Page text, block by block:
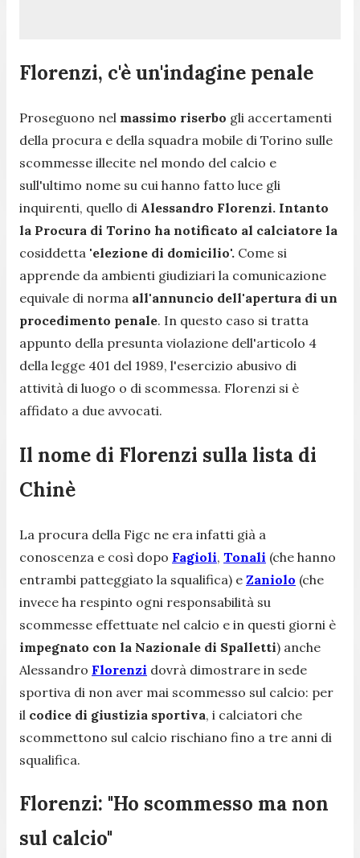
Florenzi, c'è un'indagine penale
Proseguono nel massimo riserbo gli accertamenti
della procura e della squadra mobile di Torino sulle
scommesse illecite nel mondo del calcio e
sull'ultimo nome su cui hanno fatto luce gli
inquirenti, quello di Alessandro Florenzi. Intanto
la Procura di Torino ha notificato al calciatore la
cosiddetta 'elezione di domicilio'. Come si
apprende da ambienti giudiziari la comunicazione
equivale di norma all'annuncio dell'apertura di un
procedimento penale. In questo caso si tratta
appunto della presunta violazione dell'articolo 4
della legge 401 del 1989, l'esercizio abusivo di
attività di luogo o di scommessa. Florenzi si è
affidato a due avvocati.
Il nome di Florenzi sulla lista di
Chinè
La procura della Figc ne era infatti già a
conoscenza e così dopo Fagioli, Tonali (che hanno
entrambi patteggiato la squalifica) e Zaniolo (che
invece ha respinto ogni responsabilità su
scommesse effettuate nel calcio e in questi giorni è
impegnato con la Nazionale di Spalletti) anche
Alessandro Florenzi dovrà dimostrare in sede
sportiva di non aver mai scommesso sul calcio: per
il codice di giustizia sportiva, i calciatori che
scommettono sul calcio rischiano fino a tre anni di
squalifica.
Florenzi: "Ho scommesso ma non
sul calcio"